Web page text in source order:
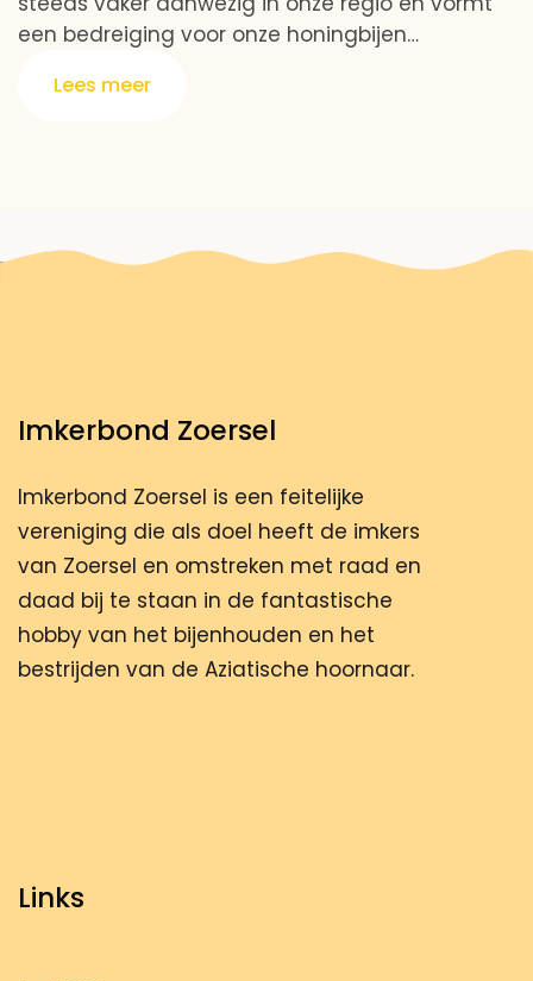
Lees meer
vereniging die als doel heeft de imkers
van Zoersel en omstreken met raad en
daad bij te staan in de fantastische
hobby van het bijenhouden en het
bestrijden van de Aziatische hoornaar.